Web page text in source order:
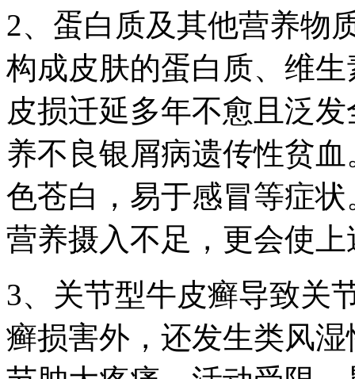
2、蛋白质及其他营养物
构成皮肤的蛋白质、维
皮损迁延多年不愈且泛
养不良银屑病遗传性贫
色苍白，易于感冒等症
营养摄入不足，更会使
3、关节型牛皮癣导致关
癣损害外，还发生类风